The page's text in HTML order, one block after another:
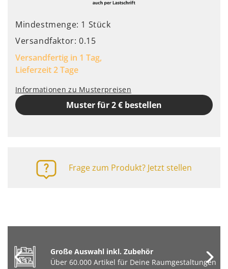
Mindestmenge: 1 Stück
Versandfaktor: 0.15
Versandfertig in 1 Tag,
Lieferzeit 2 Tage
Informationen zu Musterpreisen
Muster für 2 € bestellen
Frage zum Produkt? Jetzt stellen
Große Auswahl inkl. Zubehör
Über 60.000 Artikel für Deine Raumgestaltungen